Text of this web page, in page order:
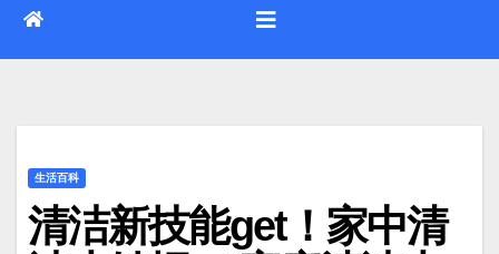
生活百科
清洁新技能get！家中清